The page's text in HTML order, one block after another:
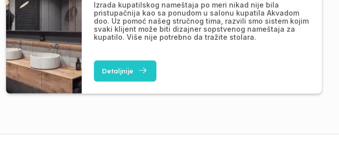
Izrada kupatilskog nameštaja po meri nikad nije bila
pristupačnija kao sa ponudom u salonu kupatila Akvadom
doo. Uz pomoć našeg stručnog tima, razvili smo sistem kojim
svaki klijent može biti dizajner sopstvenog nameštaja za
kupatilo. Više nije potrebno da tražite stolara.
Detaljnije